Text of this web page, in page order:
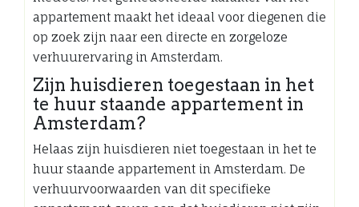
appartement maakt het ideaal voor diegenen die
op zoek zijn naar een directe en zorgeloze
verhuurervaring in Amsterdam.
Zijn huisdieren toegestaan in het
te huur staande appartement in
Amsterdam?
Helaas zijn huisdieren niet toegestaan in het te
huur staande appartement in Amsterdam. De
verhuurvoorwaarden van dit specifieke